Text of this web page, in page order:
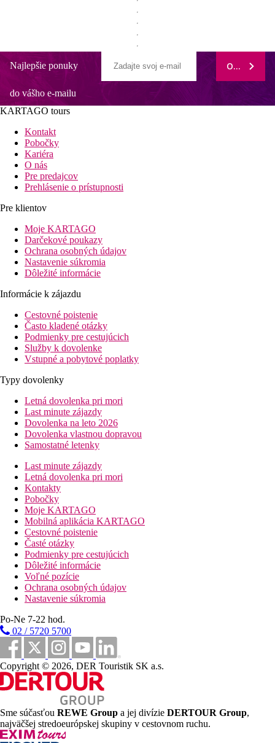
Najlepšie ponuky
do vášho e-mailu
ODOBERAŤ
KARTAGO tours
Kontakt
Pobočky
Kariéra
O nás
Pre predajcov
Prehlásenie o prístupnosti
Pre klientov
Moje KARTAGO
Darčekové poukazy
Ochrana osobných údajov
Nastavenie súkromia
Dôležité informácie
Informácie k zájazdu
Cestovné poistenie
Často kladené otázky
Podmienky pre cestujúcich
Služby k dovolenke
Vstupné a pobytové poplatky
Typy dovolenky
Letná dovolenka pri mori
Last minute zájazdy
Dovolenka na leto 2026
Dovolenka vlastnou dopravou
Samostatné letenky
Last minute zájazdy
Letná dovolenka pri mori
Kontakty
Pobočky
Moje KARTAGO
Mobilná aplikácia KARTAGO
Cestovné poistenie
Časté otázky
Podmienky pre cestujúcich
Dôležité informácie
Voľné pozície
Ochrana osobných údajov
Nastavenie súkromia
Po-Ne 7-22 hod.
02 / 5720 5700
Copyright © 2026, DER Touristik SK a.s.
Sme súčasťou REWE Group a jej divízie DERTOUR Group,
najväčšej stredoeurópskej skupiny v cestovnom ruchu.